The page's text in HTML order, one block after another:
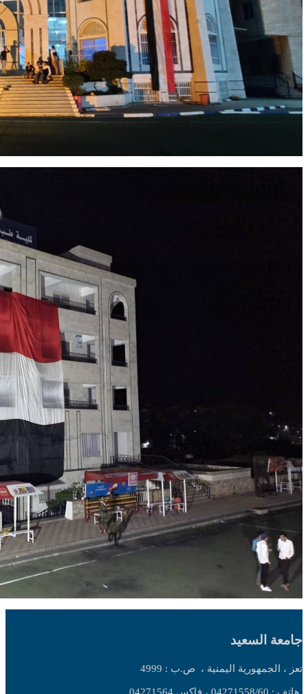
جامعة السعيد
تعز ، الجمهورية اليمنية ، ص.ب : 4999
هاتف : 04271558/60 ، فاكس 04271564